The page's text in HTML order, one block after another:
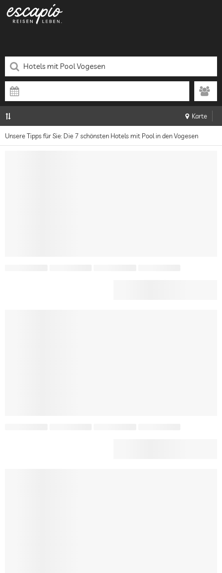
Karte
Unsere Tipps für Sie: Die 7 schönsten Hotels mit Pool in den Vogesen